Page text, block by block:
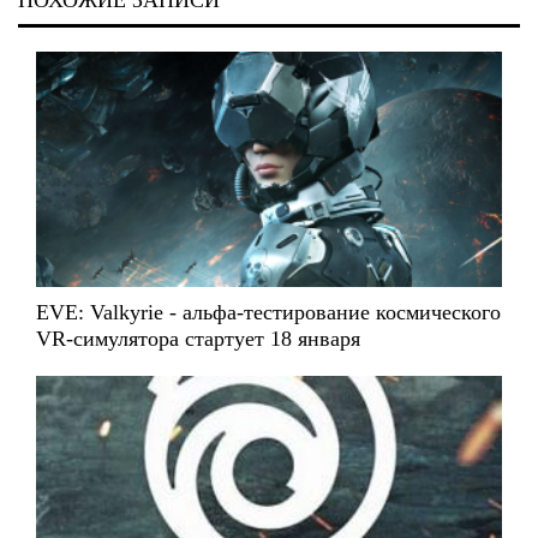
EVE: Valkyrie - альфа-тестирование космического
VR-симулятора стартует 18 января